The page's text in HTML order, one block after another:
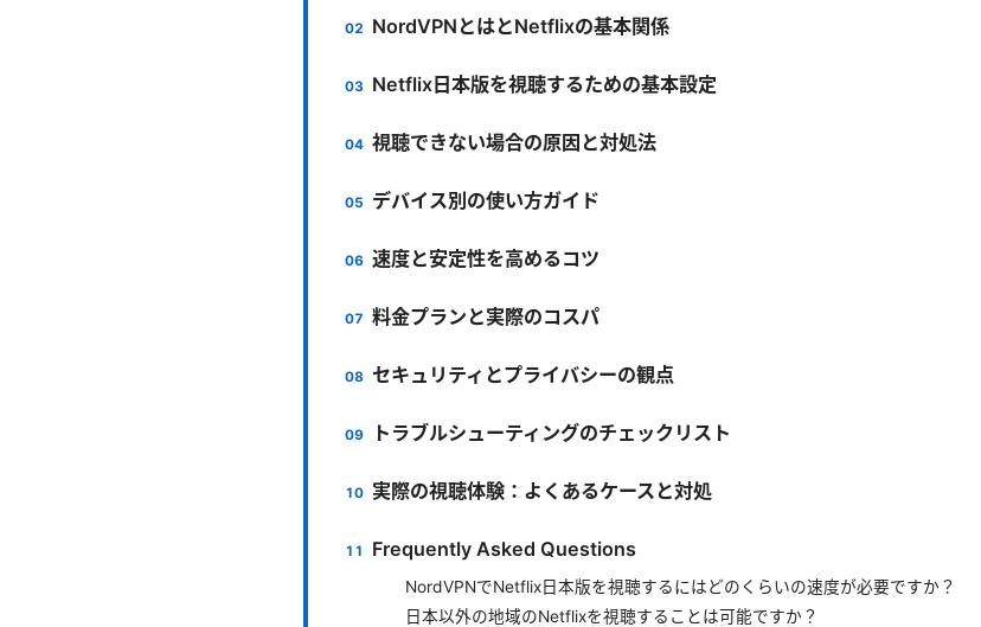
NordVPNとはとNetflixの基本関係
Netflix日本版を視聴するための基本設定
視聴できない場合の原因と対処法
デバイス別の使い方ガイド
速度と安定性を高めるコツ
料金プランと実際のコスパ
セキュリティとプライバシーの観点
トラブルシューティングのチェックリスト
実際の視聴体験：よくあるケースと対処
Frequently Asked Questions
NordVPNでNetflix日本版を視聴するにはどのくらいの速度が必要ですか？
日本以外の地域のNetflixを視聴することは可能ですか？